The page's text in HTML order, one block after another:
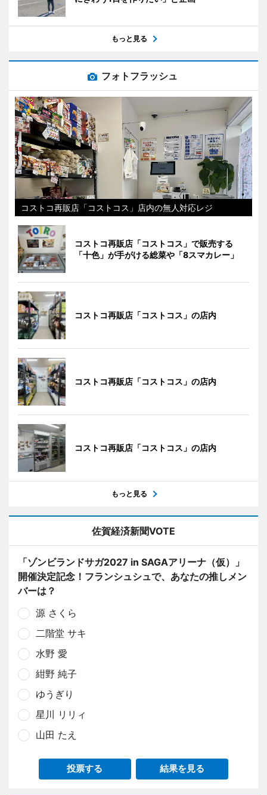
もっと見る
フォトフラッシュ
コストコ再販店「コストコス」店内の無人対応レジ
コストコ再販店「コストコス」で販売する
「十色」が手がける総菜や「8スマカレー」
コストコ再販店「コストコス」の店内
コストコ再販店「コストコス」の店内
コストコ再販店「コストコス」の店内
もっと見る
佐賀経済新聞VOTE
「ゾンビランドサガ2027 in SAGAアリーナ（仮）」
開催決定記念！フランシュシュで、あなたの推しメン
バーは？
源 さくら
二階堂 サキ
水野 愛
紺野 純子
ゆうぎり
星川 リリィ
山田 たえ
投票する 結果を見る